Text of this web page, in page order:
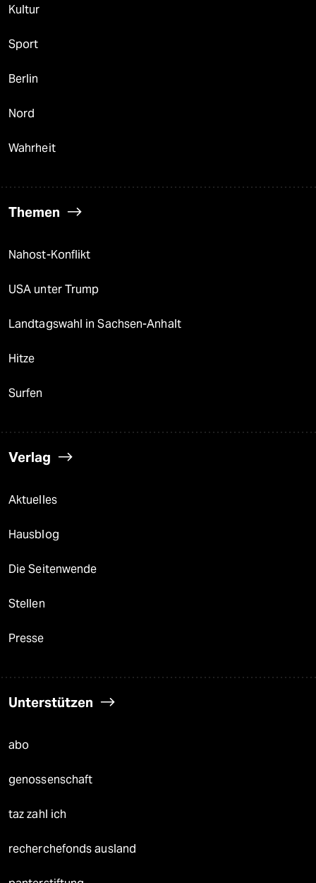
Kultur
Sport
Berlin
Nord
Wahrheit
Themen
Nahost-Konflikt
USA unter Trump
Landtagswahl in Sachsen-Anhalt
Hitze
Surfen
Verlag
Aktuelles
Hausblog
Die Seitenwende
Stellen
Presse
Unterstützen
abo
genossenschaft
taz zahl ich
recherchefonds ausland